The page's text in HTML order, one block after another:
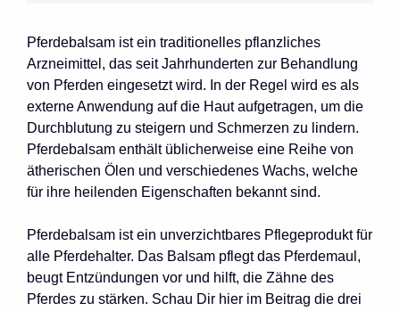
Pferdebalsam ist ein traditionelles pflanzliches
Arzneimittel, das seit Jahrhunderten zur Behandlung
von Pferden eingesetzt wird. In der Regel wird es als
externe Anwendung auf die Haut aufgetragen, um die
Durchblutung zu steigern und Schmerzen zu lindern.
Pferdebalsam enthält üblicherweise eine Reihe von
ätherischen Ölen und verschiedenes Wachs, welche
für ihre heilenden Eigenschaften bekannt sind.
Pferdebalsam ist ein unverzichtbares Pflegeprodukt für
alle Pferdehalter. Das Balsam pflegt das Pferdemaul,
beugt Entzündungen vor und hilft, die Zähne des
Pferdes zu stärken. Schau Dir hier im Beitrag die drei